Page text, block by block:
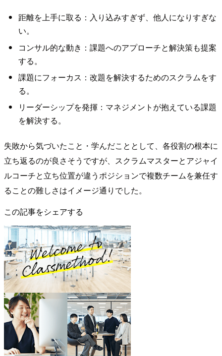
距離を上手に取る：入り込みすぎず、他人になりすぎな
い。
コンサル的な動き：課題へのアプローチと解決策も提案
する。
課題にフォーカス：改題を解決するためのスクラムをす
る。
リーダーシップを発揮：マネジメントが抱えている課題
を解決する。
失敗から気づいたこと・学んだこととして、各役割の根本に
立ち返るのが良さそうですが、スクラムマスターとアジャイ
ルコーチと立ち位置が違うポジションで複数チームを兼任す
ることの難しさはイメージ通りでした。
この記事をシェアする